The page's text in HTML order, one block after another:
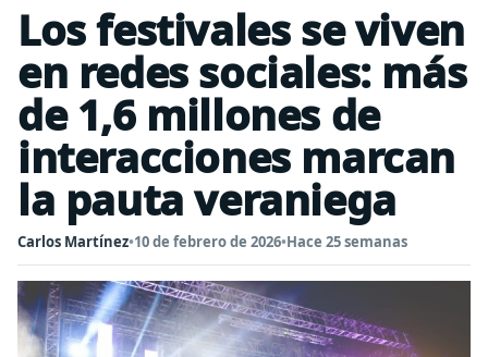
Los festivales se viven
en redes sociales: más
de 1,6 millones de
interacciones marcan
la pauta veraniega
Carlos Martínez•10 de febrero de 2026•Hace 25 semanas